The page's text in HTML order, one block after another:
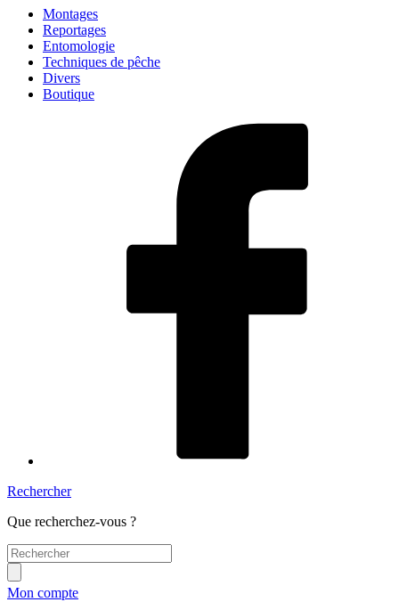
Montages
Reportages
Entomologie
Techniques de pêche
Divers
Boutique
Rechercher
Que recherchez-vous ?
Mon compte